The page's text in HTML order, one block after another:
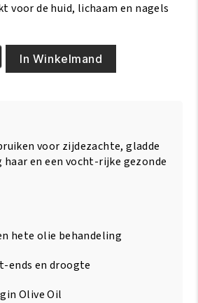
voor de huid, lichaam en nagels
In Winkelmand
voor zijdezachte, gladde
en een vocht-rijke gezonde
hete olie behandeling
ends en droogte
Olive Oil